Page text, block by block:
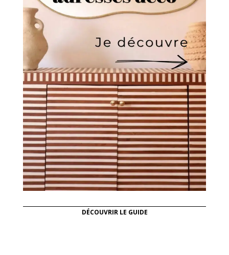
DÉCOUVRIR LE GUIDE